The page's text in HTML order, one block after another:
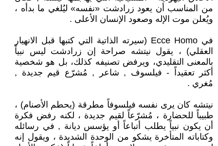
من المناسب أن يعود زرادشت «نفسه» ليُلغي ما بدأه ،
ويُعلن موت الإله وصعود الإنسان الأعلى .
في Ecce Homo (سيرته الذاتية التي كتبها قبل الانهيار
العقلي) ، يقول نيتشه صراحة إن زرادشت ليس نبياً
بالمعنى التقليدي، ويرفض تصنيفه كذلك، بل هو شخصية
أكثر تعقيداً - فيلسوف , شاعر , مُشرّع قيم جديدة ,
مُغري .
نيتشه كان يرى نفسه فيلسوفاً مطرقة (يحطم الأصنام) ،
طبيباً للحضارة ، مُشرّعاً لقيم جديدة ، لكنه رفض فكرة
أن يكون نبياً يطلب أتباعاً أو يؤسس ديانة , في رسائله
وكتاباته المتأخرة يشكو من الوحدة الشديدة ، ويقول إنه